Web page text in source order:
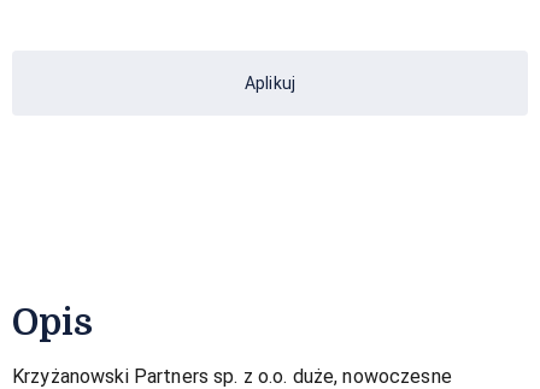
Aplikuj
Opis
Krzyżanowski Partners sp. z o.o. duże, nowoczesne